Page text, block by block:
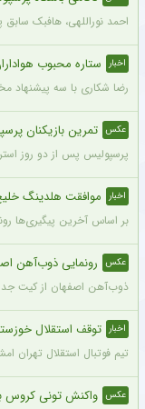
احمد نوراللهی، هافبک
اخبار ستاره محبوب
رضا شکاری با سه پیشنهاد
عکس تمرین بازیکنان
پرسپولیس پس از دو روز
اخبار موافقت هلدینگ
بر اساس آخرین پیگیری‌ها
عکس رونمایی ذوب‌آهن
ذوب‌آهن اصفهان از کیت
اخبار توقف استقلال
تیم فوتبال استقلال تهران امشب در دیداری تدارکاتی، با برتری ۳
عکس واکنش تونی کروس